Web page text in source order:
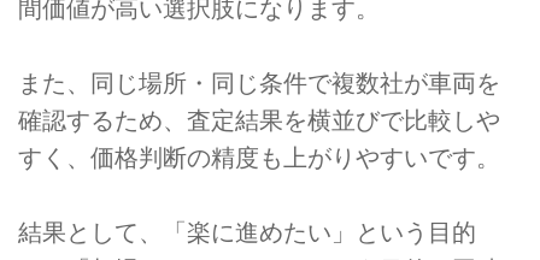
間価値が高い選択肢になります。
また、同じ場所・同じ条件で複数社が車両を
確認するため、査定結果を横並びで比較しや
すく、価格判断の精度も上がりやすいです。
結果として、「楽に進めたい」という目的